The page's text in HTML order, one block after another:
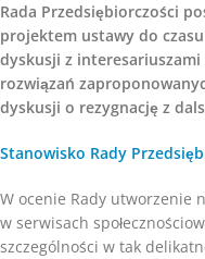
Rada Przedsiębiorczości
projektem ustawy do
dyskusji z
rozwiązań
dyskusji o rezygnację z
Stanowisko Rady
W ocenie Rady utworzenie
w serwisach
szczególności w tak